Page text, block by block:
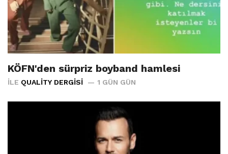
KÖFN'den sürpriz boyband hamlesi
İLE QUALITY DERGISI 1 GÜN GÜN